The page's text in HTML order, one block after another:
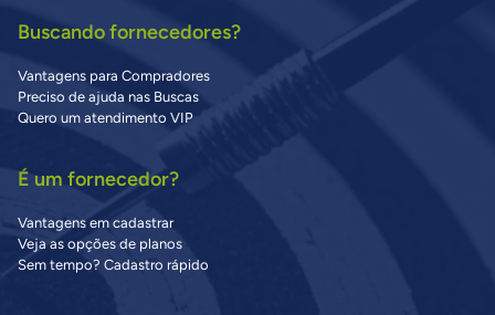
Buscando fornecedores?
Vantagens para Compradores
Preciso de ajuda nas Buscas
Quero um atendimento VIP
É um fornecedor?
Vantagens em cadastrar
Veja as opções de planos
Sem tempo? Cadastro rápido